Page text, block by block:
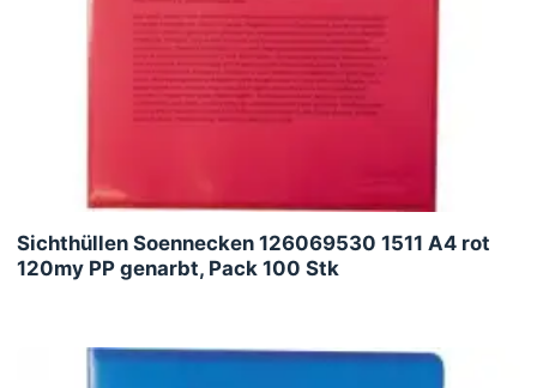
Sichthüllen Soennecken 126069530 1511 A4 rot
120my PP genarbt, Pack 100 Stk